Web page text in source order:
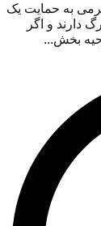
به حمایت یک
دارند و اگر
بخش...